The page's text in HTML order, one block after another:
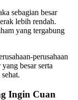
sebagian besar
lebih rendah.
yang tergabung
perusahaan
besar serta
Ingin Cuan